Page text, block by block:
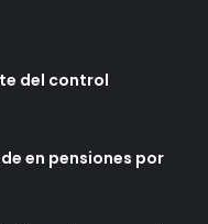
del control
en pensiones por